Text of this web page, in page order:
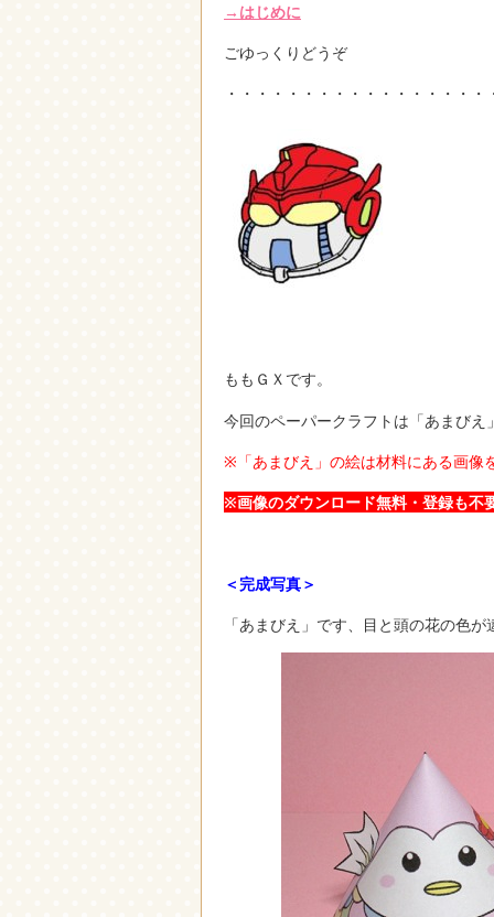
→はじめに
ごゆっくりどうぞ
・・・・・・・・・・・・・・・・・
ももＧＸです。
今回のペーパークラフトは「あまびえ
※「あまびえ」の絵は材料にある画像
※画像のダウンロード無料・登録も不
＜完成写真＞
「あまびえ」です、目と頭の花の色が